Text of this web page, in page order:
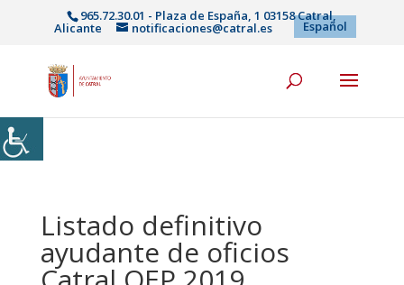
965.72.30.01 - Plaza de España, 1 03158 Catral,
Alicante notificaciones@catral.es Español
Listado definitivo
ayudante de oficios